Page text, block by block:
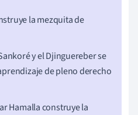
la mezquita de
y el Djinguereber se
de pleno derecho
Hamalla construye la